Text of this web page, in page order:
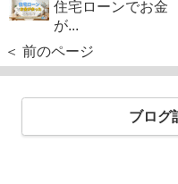
住宅ローンでお金
が...
＜ 前のページ
ブログ